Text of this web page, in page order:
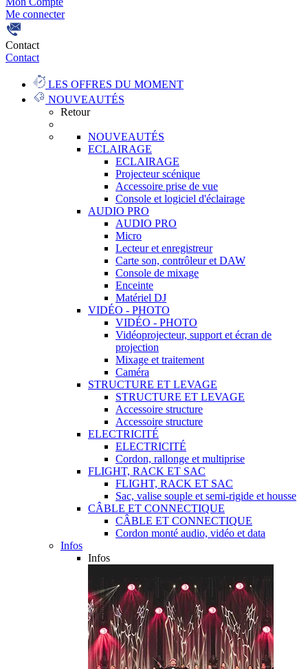
Me connecter
Contact
Contact
LES OFFRES DU MOMENT
NOUVEAUTÉS
Retour
NOUVEAUTÉS
ECLAIRAGE
ECLAIRAGE
Projecteur scénique
Accessoire prise de vue
Console et logiciel d'éclairage
AUDIO PRO
AUDIO PRO
Micro
Lecteur et enregistreur
Carte son, contrôleur et DAW
Console de mixage
Enceinte
Matériel DJ
VIDÉO - PHOTO
VIDÉO - PHOTO
Vidéoprojecteur, support et écran de
projection
Mixage et traitement
Caméra
STRUCTURE ET LEVAGE
STRUCTURE ET LEVAGE
Accessoire structure
Accessoire structure
ELECTRICITÉ
ELECTRICITÉ
Cordon, rallonge et multiprise
FLIGHT, RACK ET SAC
FLIGHT, RACK ET SAC
Sac, valise souple et semi-rigide et housse
CÂBLE ET CONNECTIQUE
CÂBLE ET CONNECTIQUE
Cordon monté audio, vidéo et data
Infos
Infos